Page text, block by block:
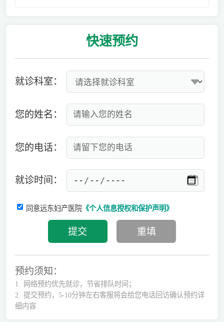
快速预约
就诊科室：
您的姓名：
您的电话：
就诊时间：
同意远东妇产医院《个人信息授权和保护声明》
预约须知：
1.
网络预约优先就诊，节省排队时间；
2.
提交预约，5-10分钟左右客服将会给您电话回访确认预约详
细内容